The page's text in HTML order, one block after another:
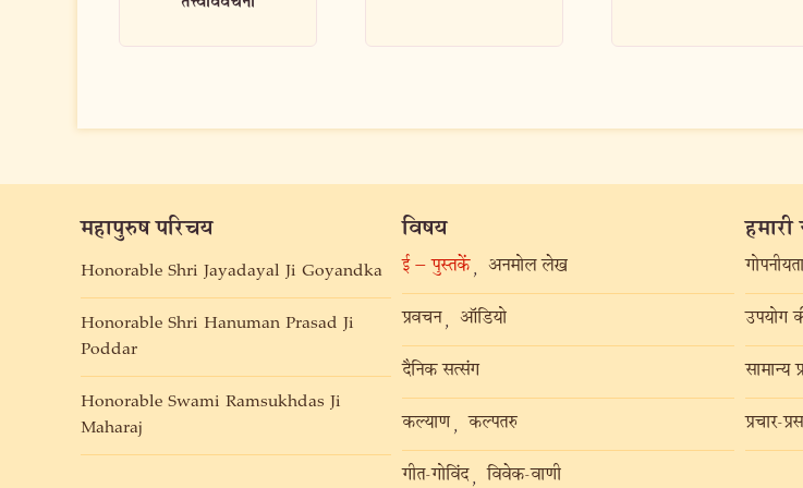
महापुरुष परिचय
Honorable Shri Jayadayal Ji Goyandka
Honorable Shri Hanuman Prasad Ji
Poddar
Honorable Swami Ramsukhdas Ji
Maharaj
विषय
ई – पुस्तकें , अनमोल लेख
प्रवचन , ऑडियो
दैनिक सत्संग
कल्याण , कल्पतरु
गीत-गोविंद , विवेक-वाणी
हमारी
उपयोग
सामान्य
प्रचार-